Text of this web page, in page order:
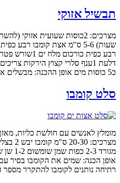
תבשיל אזוקי
שעות) 5-6 ס"מ אצת קומבו
רבע כפית
כ5 כוסות מים אופן ההכנה: מבשלים אזוקי עם קומבו כ40 […]
סלט קומבו
מומלץ לאנשים עם חולשת כליות,
אופן הכנה: שמים את הקומבו בסיר
רתיחה נותנים לקומבו להתקרר